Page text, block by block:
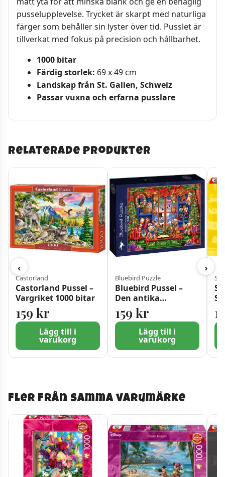
pusselupplevelse. Trycket är skarpt med naturliga
färger som behåller sin lyster över tid. Pusslet är
tillverkat med fokus på precision och hållbarhet.
1000 bitar
Färdig storlek: 69 x 49 cm
Landskap från St. Gallen, Schweiz
Passar vuxna och erfarna pusslare
Relaterade produkter
‹
Castorland
Castorland Pussel –
Vargriket 1000 bitar
159 kr
Lägg till i
varukorg
Bluebird Puzzle
Bluebird Pussel –
Den antika
Julbutiken 1000 Bitar
159 kr
Lägg till i
varukorg
›
Fler från samma varumärke